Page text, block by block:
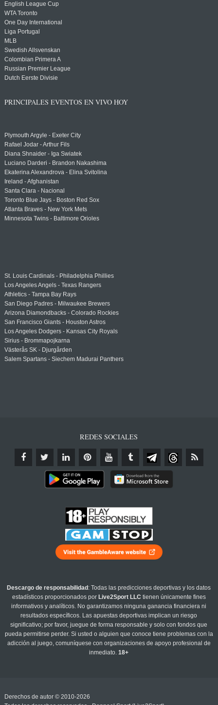
English League Cup
WTA Toronto
One Day International
Liga Portugal
MLB
Swedish Allsvenskan
Colombian Primera A
Russian Premier League
Dutch Eerste Divisie
PRINCIPALES EVENTOS EN VIVO HOY
Plymouth Argyle - Exeter City
Rafael Jodar - Arthur Fils
Diana Shnaider - Iga Swiatek
Luciano Darderi - Brandon Nakashima
Ekaterina Alexandrova - Elina Svitolina
Ireland - Afghanistan
Santa Clara - Nacional
Toronto Blue Jays - Boston Red Sox
Atlanta Braves - New York Mets
Minnesota Twins - Baltimore Orioles
St. Louis Cardinals - Philadelphia Phillies
Los Angeles Angels - Texas Rangers
Athletics - Tampa Bay Rays
San Diego Padres - Milwaukee Brewers
Arizona Diamondbacks - Colorado Rockies
San Francisco Giants - Houston Astros
Los Angeles Dodgers - Kansas City Royals
Sirius - Brommapojkarna
Västerås SK - Djurgården
Salem Spartans - Siechem Madurai Panthers
REDES SOCIALES
Descargo de responsabilidad : Todas las predicciones deportivas y los datos
estadísticos proporcionados por Live2Sport LLC tienen únicamente fines
informativos y analíticos. No garantizamos ninguna ganancia financiera ni
resultados específicos. Las apuestas deportivas implican un riesgo
significativo; por favor, juegue de forma responsable y solo con fondos que
pueda permitirse perder. Si usted o alguien que conoce tiene problemas con la
adicción al juego, comuníquese con organizaciones de apoyo profesional de
inmediato.18+
Derechos de autor © 2010-2026